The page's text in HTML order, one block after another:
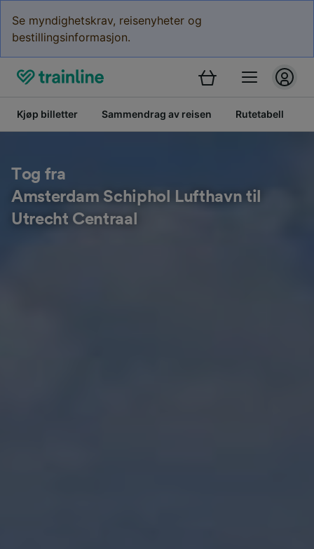
Se myndighetskrav, reisenyheter og
bestillingsinformasjon.
Kjøp billetter Sammendrag av reisen Rutetabell
Tog fra
Amsterdam Schiphol Lufthavn til
Utrecht Centraal